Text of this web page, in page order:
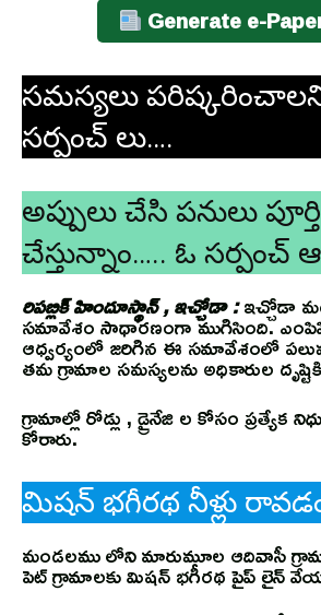
Generate e-
సమస్యలు
సర్పంచ్ లు….
అప్పులు చేసి పనులు పూర్తి
చేస్తున్నాం….. ఓ సర్పంచ్
రిపబ్లిక్ హిందూస్థాన్ , ఇచ్చోడా :ఇచ్చోడా
సమావేశం సాధారణంగా ముగిసింది. ఎంపిపి
ఆధ్వర్యంలో జరిగిన ఈ సమావేశంలో
తమ గ్రామాల సమస్యలను అధికారుల
గ్రామాల్లో రోడ్లు , డ్రైనేజి ల కోసం ప్రత్యేక
కోరారు.
మిషన్ భగీరథ నీళ్లు
మండలము లోని మారుమూల ఆదివాసీ
పెట్ గ్రామాలకు మిషన్ భగీరథ పైప్ లైన్